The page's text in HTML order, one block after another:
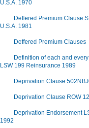
U.S.A. 1970
Deffered Premium Clause
U.S.A. 1981
Deffered Premium Clauses
Definition of each and
LSW 199 Reinsurance 1989
Deprivation Clause
Deprivation Clause ROW
Deprivation Endorsement
1992